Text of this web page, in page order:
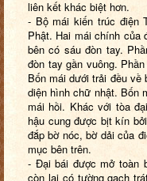
liên kết khác biệt hơn.
- Bộ mái kiến trúc điện
Phật. Hai mái chính của
bên có sáu đòn tay.
đòn tay gần vuông.
Bốn mái dưới trải đều về
diện hình chữ nhật. Bốn
mái hồi. Khác với tòa
hậu cung được bịt kín
đắp bờ nóc, bờ dải của
mục bên trên.
- Đại bái được mở toàn
còn lại có tường gạch